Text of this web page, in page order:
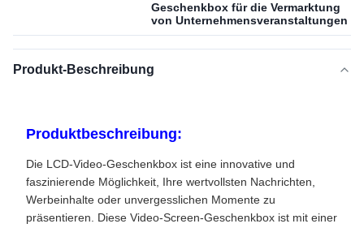
Geschenkbox für die Vermarktung
von Unternehmensveranstaltungen
Produkt-Beschreibung
Produktbeschreibung:
Die LCD-Video-Geschenkbox ist eine innovative und
faszinierende Möglichkeit, Ihre wertvollsten Nachrichten,
Werbeinhalte oder unvergesslichen Momente zu
präsentieren. Diese Video-Screen-Geschenkbox ist mit einer